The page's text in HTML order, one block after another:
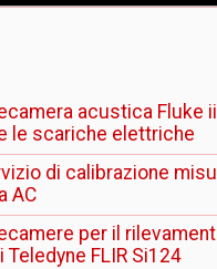
acustica Fluke
le scariche elettriche
di calibrazione
AC
per il
Teledyne FLIR Si124